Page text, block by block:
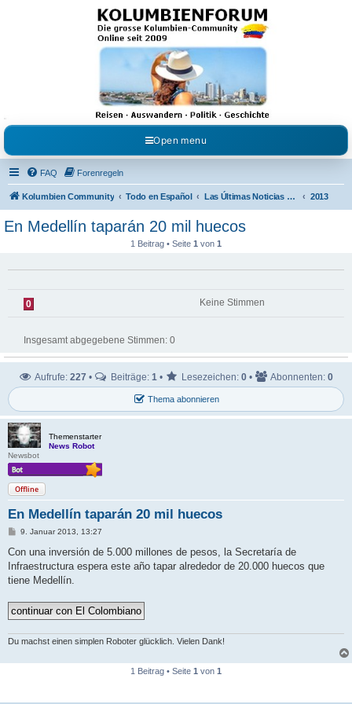
Kolumbienforum - Das
grosse Forum der
Freunde Kolumbiens
Reisen, Auswandern, Kultur, Politik, Geschichte und Visum in Kolumbien und Venezuela.
Austausch, Erfahrungen und Gemeinschaft im Kolumbienforum
Open menu
FAQ Forenregeln
Kolumbien Community Todo en Español Las Últimas Noticias en Español 2013
En Medellín taparán 20 mil huecos
1 Beitrag • Seite 1 von 1
0 Keine Stimmen
Insgesamt abgegebene Stimmen: 0
Thema abonnieren
Aufrufe: 227 • Beiträge: 1 • Lesezeichen: 0 • Abonnenten: 0
Themenstarter
News Robot
Newsbot
Offline
En Medellín taparán 20 mil huecos
B
i
r
a
9. Januar 2013, 13:27
Con una inversión de 5.000 millones de pesos, la Secretaría de
Infraestructura espera este año tapar alrededor de 20.000 huecos que
tiene Medellín.
Du machst einen simplen Roboter glücklich. Vielen Dank!
1 Beitrag • Seite 1 von 1